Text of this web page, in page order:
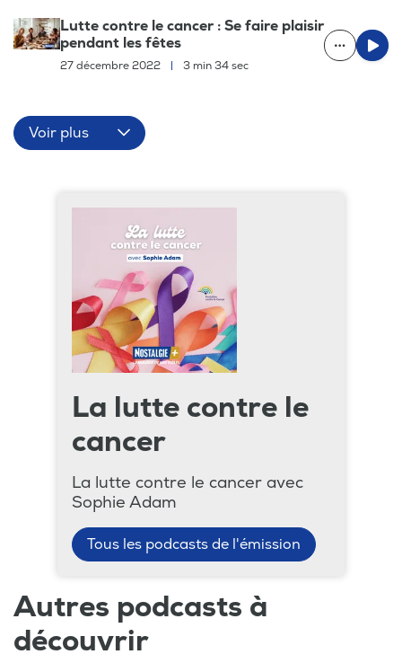
Lutte contre le cancer : Se faire plaisir
pendant les fêtes
27 décembre 2022 | 3 min 34 sec
Voir plus
La lutte contre le
cancer
La lutte contre le cancer avec
Sophie Adam
Tous les podcasts de l'émission
Autres podcasts à
découvrir